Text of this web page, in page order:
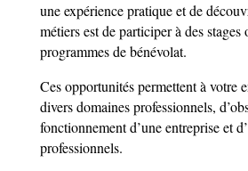
une expérience pratique et de
métiers est de participer à des stages
programmes de bénévolat.
Ces opportunités permettent à votre
divers domaines professionnels,
fonctionnement d’une entreprise et
professionnels.